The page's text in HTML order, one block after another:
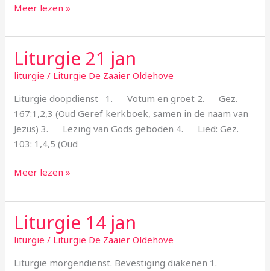
Meer lezen »
Liturgie 21 jan
liturgie / Liturgie De Zaaier Oldehove
Liturgie doopdienst 1. Votum en groet 2. Gez.
167:1,2,3 (Oud Geref kerkboek, samen in de naam van
Jezus) 3. Lezing van Gods geboden 4. Lied: Gez.
103: 1,4,5 (Oud
Liturgie
21
Meer lezen »
Liturgie 14 jan
liturgie / Liturgie De Zaaier Oldehove
Liturgie morgendienst. Bevestiging diakenen 1.
Liturgie
14